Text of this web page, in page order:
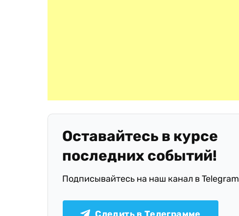
Оставайтесь в курсе
последних событий!
Подписывайтесь на наш канал в Telegram